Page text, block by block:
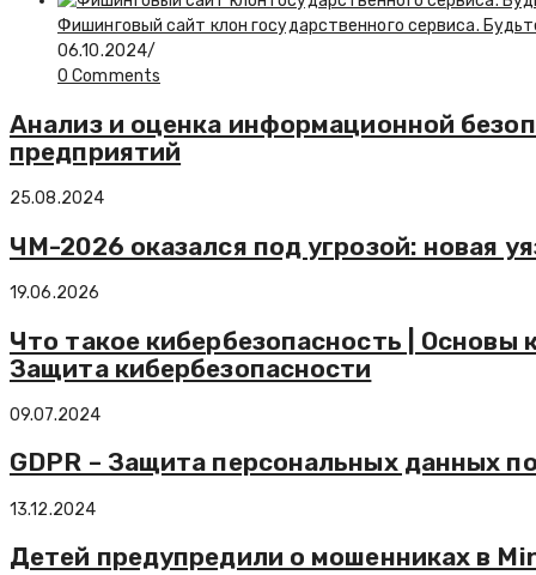
Фишинговый сайт клон государственного сервиса.
06.10.2024/
0 Comments
Анализ и оценка информационной
предприятий
25.08.2024
ЧМ-2026 оказался под угрозой: новая
19.06.2026
Что такое кибербезопасность | Основы
Защита кибербезопасности
09.07.2024
GDPR – Защита персональных данных
13.12.2024
Детей предупредили о мошенниках в